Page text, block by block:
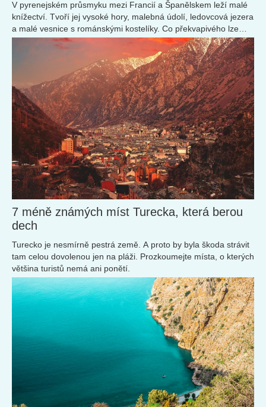
V pyrenejském průsmyku mezi Francií a Španělskem leží malé
knížectví. Tvoří jej vysoké hory, malebná údolí, ledovcová jezera
a malé vesnice s románskými kostelíky. Co překvapivého lze
ještě najít v Andoře?
7 méně známých míst Turecka, která berou
dech
Turecko je nesmírně pestrá země. A proto by byla škoda strávit
tam celou dovolenou jen na pláži. Prozkoumejte místa, o kterých
většina turistů nemá ani ponětí.